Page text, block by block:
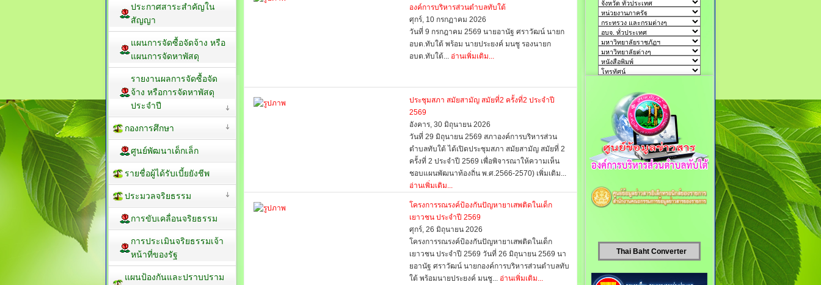
องค์การบริหารส่วนตำบลทับใต้
ศุกร์, 10 กรกฏาคม 2026
วันที่ 9 กรกฎาคม 2569 นายอานัฐ ศราวัฒน์ นายก
อบต.ทับใต้ พร้อม นายประยงค์ มนชู รองนายก
อบต.ทับใต้... อ่านเพิ่มเติม...
ประชุมสภา สมัยสามัญ สมัยที่2 ครั้งที่2 ประจำปี
2569
อังคาร, 30 มิถุนายน 2026
วันที่ 29 มิถุนายน 2569 สภาองค์การบริหารส่วน
ตำบลทับใต้ ได้เปิดประชุมสภา สมัยสามัญ สมัยที่ 2
ครั้งที่ 2 ประจำปี 2569 เพื่อพิจารณาให้ความเห็น
ชอบแผนพัฒนาท้องถิ่น พ.ศ.2566-2570) เพิ่มเติม...
อ่านเพิ่มเติม...
โครงการรณรงค์ป้องกันปัญหายาเสพติดในเด็ก
เยาวชน ประจำปี 2569
ศุกร์, 26 มิถุนายน 2026
โครงการรณรงค์ป้องกันปัญหายาเสพติดในเด็ก
เยาวชน ประจำปี 2569 วันที่ 26 มิถุนายน 2569 นา
ยอานัฐ ศราวัฒน์ นายกองค์การบริหารส่วนตำบลทับ
ใต้ พร้อมนายประยงค์ มนชู... อ่านเพิ่มเติม...
ประกาศสาระสำคัญใน
สัญญา
แผนการจัดซื้อจัดจ้าง หรือ
แผนการจัดหาพัสดุ
รายงานผลการจัดซื้อจัด
จ้าง หรือการจัดหาพัสดุ
ประจำปี
กองการศึกษา
ศูนย์พัฒนาเด็กเล็ก
รายชื่อผู้ได้รับเบี้ยยังชีพ
ประมวลจริยธรรม
การขับเคลื่อนจริยธรรม
การประเมินจริยธรรมเจ้า
หน้าที่ของรัฐ
แผนป้องกันและปราบปราม
Thai Baht Converter